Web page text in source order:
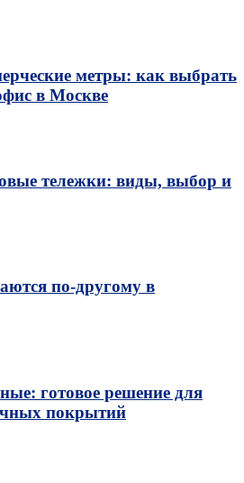
метры: как выбрать
в Москве
тележки: виды, выбор и
по‑другому в
готовое решение для
покрытий